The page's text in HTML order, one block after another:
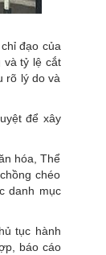
đạo của
và tỷ lệ cắt
rõ lý do và
để xây
hóa, Thể
chéo
danh mục
tục hành
báo cáo